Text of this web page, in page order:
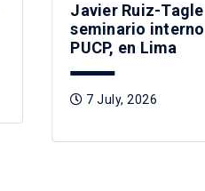
Javier Ruiz-
seminario
PUCP, en Lima
7 July, 2026